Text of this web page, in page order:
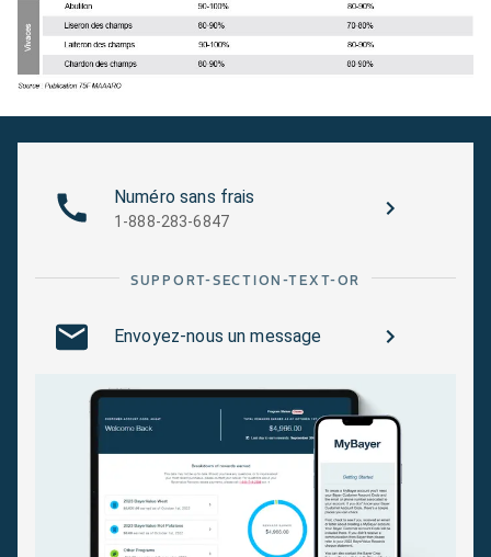
Numéro sans frais
1-888-283-6847
SUPPORT-SECTION-TEXT-OR
Envoyez-nous un message